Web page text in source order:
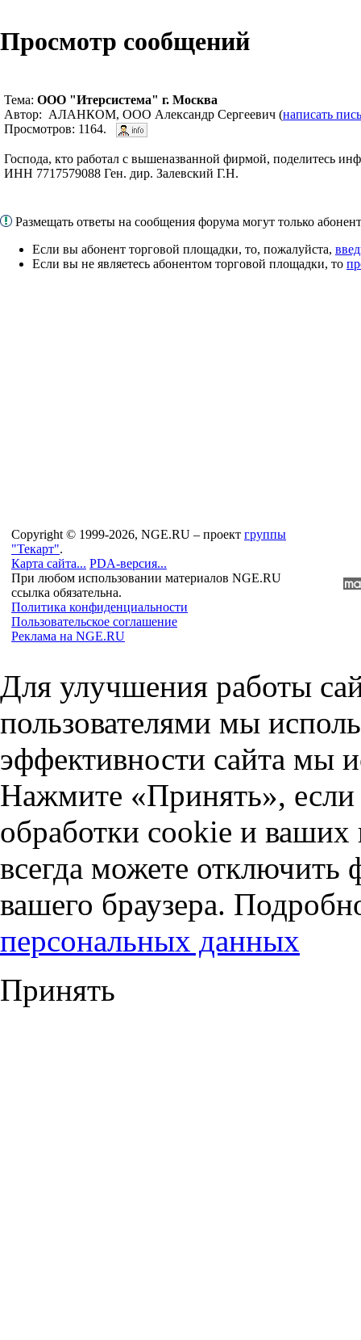
Просмотр сообщений
Тема: ООО "Итерсистема" г. Москва
Автор: АЛАНКОМ, ООО Александр Сергеевич (написать
Просмотров: 1164.
Господа, кто работал с вышеназванной фирмой, поделитесь
ИНН 7717579088 Ген. дир. Залевский Г.Н.
Размещать ответы на сообщения форума могут только
Если вы абонент торговой площадки, то, пожалуйста,
Если вы не являетесь абонентом торговой площадки, то
Copyright © 1999-2026, NGE.RU – проект группы
"Текарт".
Карта сайта... PDA-версия...
При любом использовании материалов NGE.RU
ссылка обязательна.
Политика конфиденциальности
Пользовательское соглашение
Реклама на NGE.RU
Для улучшения работы
пользователями мы
эффективности сайта мы
Нажмите «Принять», если
обработки cookie и
всегда можете отключить
вашего браузера.
персональных данных
Принять